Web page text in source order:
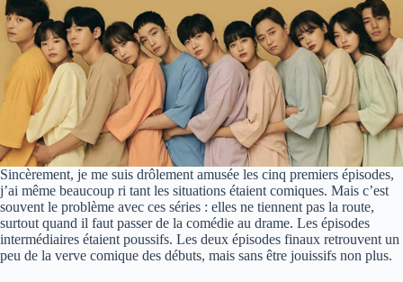
Sincèrement, je me suis drôlement amusée les cinq premiers épisodes,
j’ai même beaucoup ri tant les situations étaient comiques. Mais c’est
souvent le problème avec ces séries : elles ne tiennent pas la route,
surtout quand il faut passer de la comédie au drame. Les épisodes
intermédiaires étaient poussifs. Les deux épisodes finaux retrouvent un
peu de la verve comique des débuts, mais sans être jouissifs non plus.